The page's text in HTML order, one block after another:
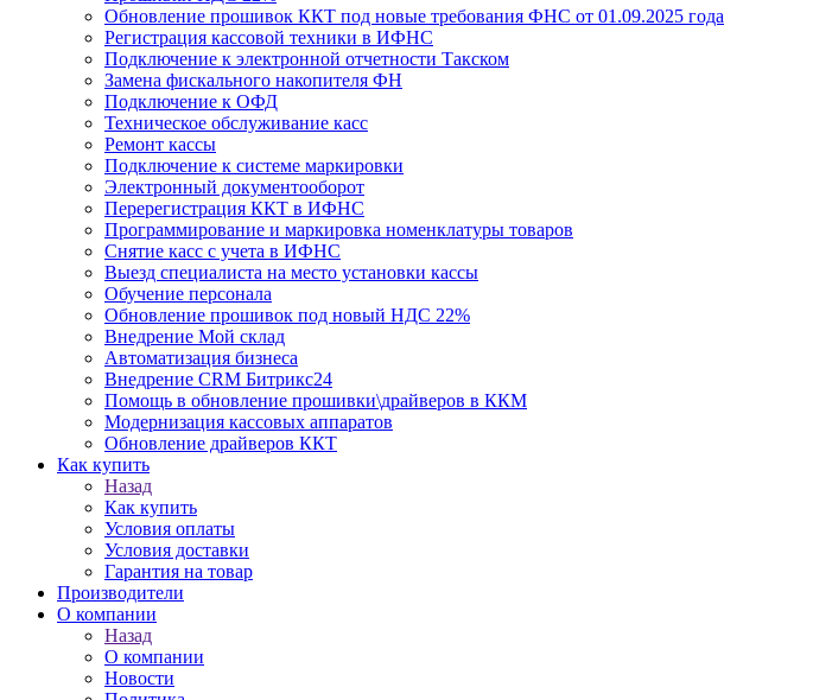
Обновление прошивок ККТ под новые требования ФНС от 01.09.2025 года
Регистрация кассовой техники в ИФНС
Подключение к электронной отчетности Такском
Замена фискального накопителя ФН
Подключение к ОФД
Техническое обслуживание касс
Ремонт кассы
Подключение к системе маркировки
Электронный документооборот
Перерегистрация ККТ в ИФНС
Программирование и маркировка номенклатуры товаров
Снятие касс с учета в ИФНС
Выезд специалиста на место установки кассы
Обучение персонала
Обновление прошивок под новый НДС 22%
Внедрение Мой склад
Автоматизация бизнеса
Внедрение CRM Битрикс24
Помощь в обновление прошивки\драйверов в ККМ
Модернизация кассовых аппаратов
Обновление драйверов ККТ
Как купить
Назад
Как купить
Условия оплаты
Условия доставки
Гарантия на товар
Производители
О компании
Назад
О компании
Новости